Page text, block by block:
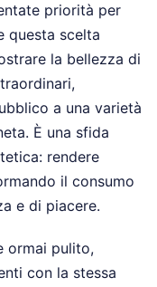
priorità per
questa scelta
la bellezza di
a una varietà
È una sfida
rendere
il consumo
e di piacere.
ormai pulito,
con la stessa